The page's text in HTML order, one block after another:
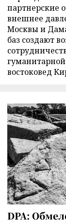
партнерские
внешнее
Москвы и
баз создают
гуманитарной
востоковед
DPA: